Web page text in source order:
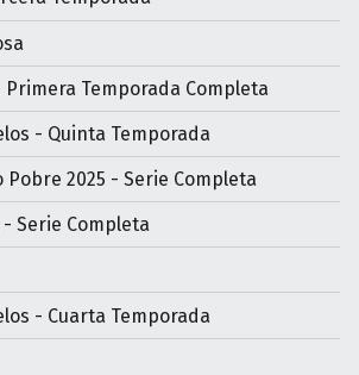
Temporada Completa
- Quinta Temporada
Pobre 2025 - Serie Completa
Serie Completa
- Cuarta Temporada